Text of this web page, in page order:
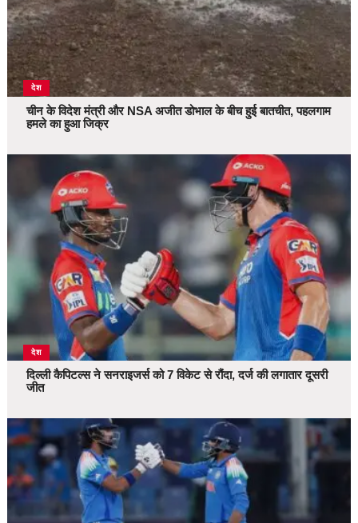
देश
चीन के विदेश मंत्री और NSA अजीत डोभाल के बीच हुई बातचीत, पहलगाम
हमले का हुआ जिक्र
देश
दिल्ली कैपिटल्स ने सनराइजर्स को 7 विकेट से रौंदा, दर्ज की लगातार दूसरी
जीत